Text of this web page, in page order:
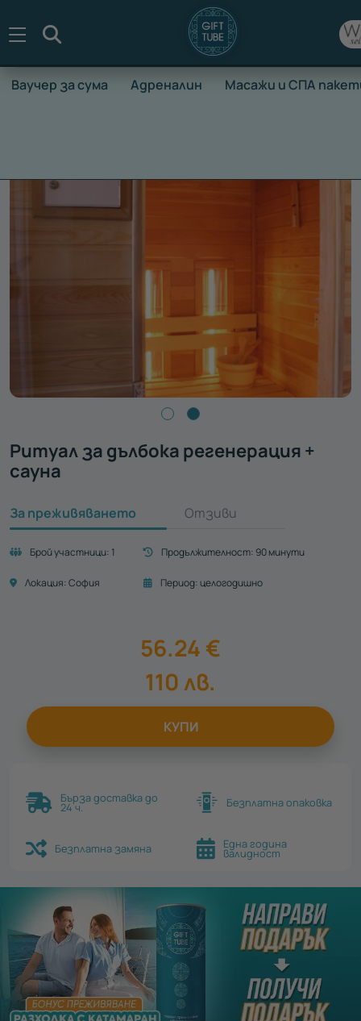
Ваучер за сума Адреналин Масажи и СПА
Ритуал за дълбока регенерация +
сауна
За преживяването Отзиви
Брой участници: 1 Продължителност: 90 минути
Локация:София Период:целогодишно
56.24 €
110лв.
КУПИ
Бърза доставка до
24 ч. Безплатна опаковка
Безплатна замяна Една година
валидност